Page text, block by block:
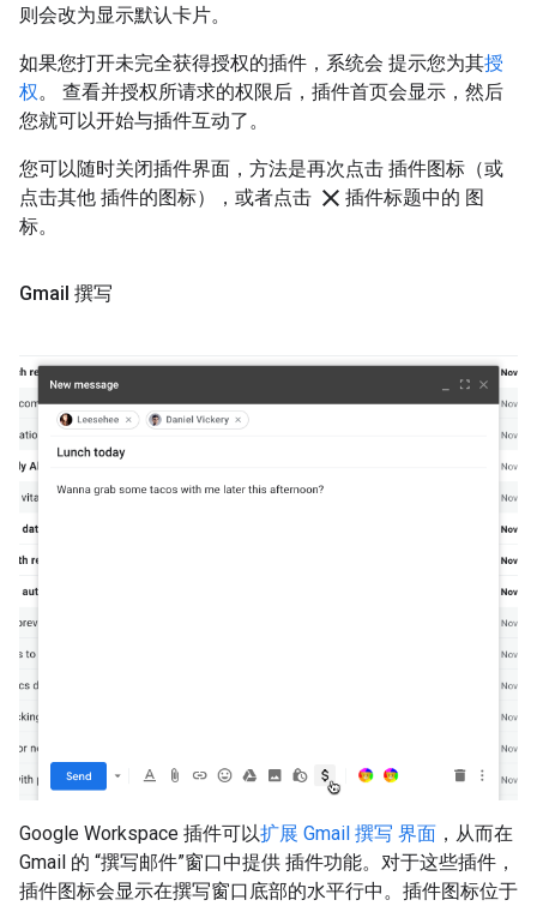
则会改为显示默认卡片。
如果您打开未完全获得授权的插件，系统会 提示您为其授
权。 查看并授权所请求的权限后，插件首页会显示，然后
您就可以开始与插件互动了。
您可以随时关闭插件界面，方法是再次点击 插件图标（或
点击其他 插件的图标），或者点击 close 插件标题中的 图
标。
Gmail 撰写
Google Workspace 插件可以扩展 Gmail 撰写 界面 ，从而在
Gmail 的 “撰写邮件”窗口中提供 插件功能。对于这些插件，
插件图标会显示在撰写窗口底部的水平行中。插件图标位于